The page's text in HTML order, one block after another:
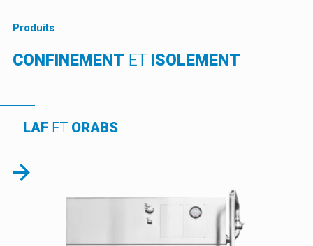
Produits
CONFINEMENT ET ISOLEMENT
LAFET ORABS